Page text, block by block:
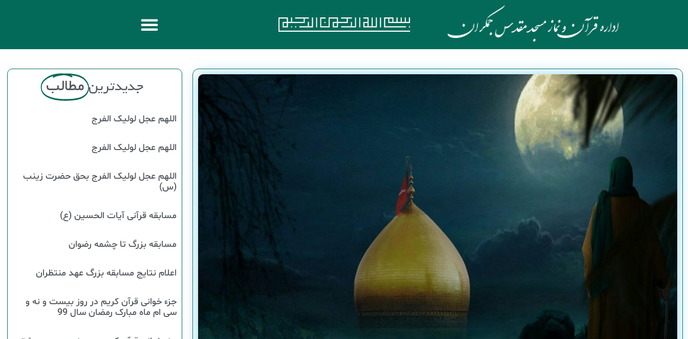
جدیدترین مطالب
اللهم عجل لولیک الفرج
اللهم عجل لولیک الفرج
اللهم عجل لولیک الفرج بحق حضرت زینب
(س)
مسابقه قرآنی آیات الحسین (ع)
مسابقه بزرگ تا چشمه رضوان
اعلام نتایج مسابقه بزرگ عهد منتظران
جزء خوانی قرآن کریم در روز بیست و نه و
سی ام ماه مبارک رمضان سال 99